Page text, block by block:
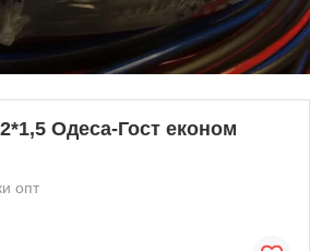
Одеса-Гост економ
опт